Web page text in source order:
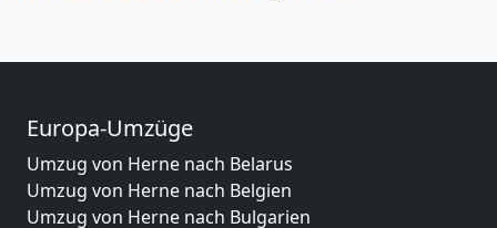
Europa-Umzüge
Umzug von Herne nach Belarus
Umzug von Herne nach Belgien
Umzug von Herne nach Bulgarien